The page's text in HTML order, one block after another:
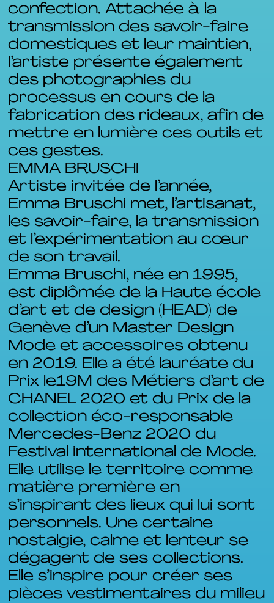
confection. Attachée à la
transmission des savoir-faire
domestiques et leur maintien,
l’artiste présente également
des photographies du
processus en cours de la
fabrication des rideaux, afin de
mettre en lumière ces outils et
ces gestes.
EMMA BRUSCHI
Artiste invitée de l’année,
Emma Bruschi met, l’artisanat,
les savoir-faire, la transmission
et l’expérimentation au cœur
de son travail.
Emma Bruschi, née en 1995,
est diplômée de la Haute école
d’art et de design (HEAD) de
Genève d’un Master Design
Mode et accessoires obtenu
en 2019. Elle a été lauréate du
Prix le19M des Métiers d’art de
CHANEL 2020 et du Prix de la
collection éco-responsable
Mercedes-Benz 2020 du
Festival international de Mode.
Elle utilise le territoire comme
matière première en
s’inspirant des lieux qui lui sont
personnels. Une certaine
nostalgie, calme et lenteur se
dégagent de ses collections.
Elle s’inspire pour créer ses
pièces vestimentaires du milieu